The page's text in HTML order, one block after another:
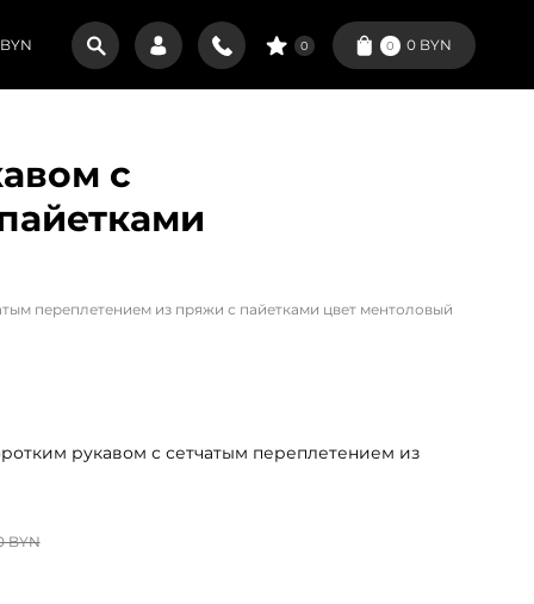
BYN 0 0 0 BYN
с
переплетением из пряжи с пайетками цвет ментоловый
рукавом с сетчатым переплетением из
BYN